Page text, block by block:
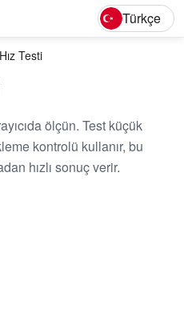
EnglishTürkçe
Testi
ölçün. Test küçük
kontrolü kullanır, bu
hızlı sonuç verir.